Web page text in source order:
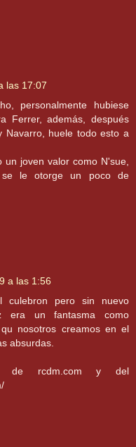
las 17:07
personalmente hubiese
Ferrer, además, después
Navarro, huele todo esto a
joven valor como N'sue,
le otorge un poco de
a las 1:56
pero sin nuevo
era un fantasma como
nosotros creamos en el
absurdas.
de rcdm.com y del